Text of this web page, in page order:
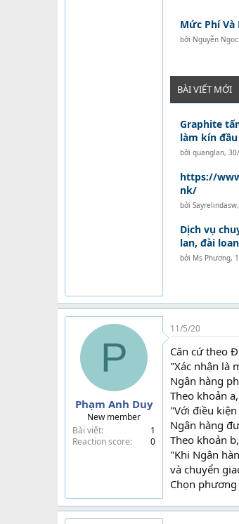
Mức Phí Và
bởi Nguyễn
BÀI VIẾT MỚI
Graphite
làm kín
bởi quanglan,
https://
nk/
bởi Sayrelindasw,
Dịch vụ
lan, đài
bởi Ms Phương,
P
Phạm Anh Duy
New member
Bài viết
1
Reaction score
0
11/5/20
Căn cứ theo
"Xác nhận là
Ngân hàng
Theo khoản
"Với điều
Ngân hàng
Theo khoản
"Khi Ngân
và chuyển
Chọn